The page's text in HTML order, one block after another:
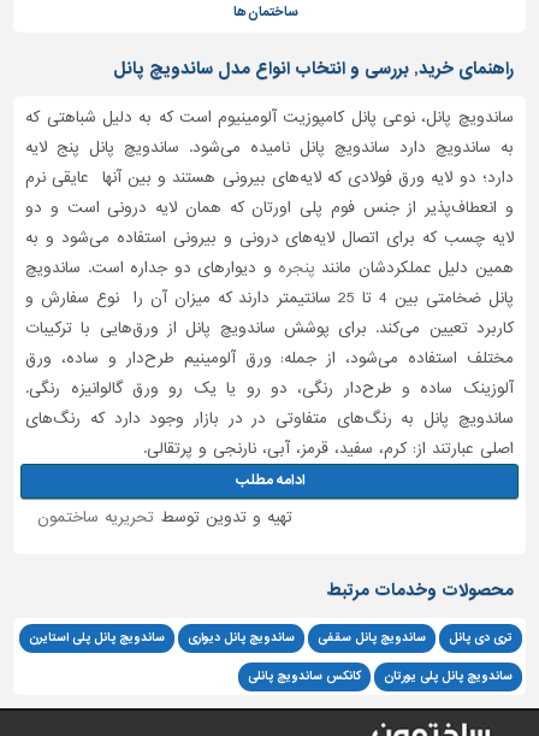
راهنمای خرید, بررسی و انتخاب انواع مدل ساندویچ پانل
ساندویچ پانل، نوعی پانل کامپوزیت آلومینیوم است که به دلیل شباهتی که
به ساندویچ دارد ساندویچ پانل نامیده می‌شود. ساندویچ پانل پنج لایه
دارد؛ دو لایه ورق فولادی که لایه‌های بیرونی هستند و بین آنها عایقی نرم
و انعطاف‌پذیر از جنس فوم پلی اورتان که همان لایه درونی است و دو
لایه چسب که برای اتصال لایه‌های درونی و بیرونی استفاده می‌شود و به
همین دلیل عملکردشان ‌مانند پنجره و دیوارهای دو جداره است. ساندویچ
پانل‌ ضخامتی بین 4 تا 25 سانتیمتر دارند که میزان آن را نوع سفارش و
کاربرد تعیین می‌کند. برای پوشش ساندویچ پانل از ورق‌هایی با ترکیبات
مختلف استفاده می‌شود، از جمله: ورق آلومینیم طرح‌دار و ساده، ورق
آلوزینک ساده و طرح‌دار رنگی، دو رو یا یک رو ورق گالوانیزه رنگی.
ساندویچ پانل به رنگ‌های متفاوتی در در بازار وجود دارد که رنگ‌های
اصلی عبارتند از: کرم، سفید، قرمز، آبی، نارنجی و پرتقالی.
ادامه مطلب
تهیه و تدوین توسط تحریریه ساختمون
محصولات وخدمات مرتبط
تری دی پانل ساندویچ پانل سقفی ساندویچ پانل دیواری ساندویچ پانل پلی استایرن
ساندویچ پانل پلی یورتان کانکس ساندویچ پانلی